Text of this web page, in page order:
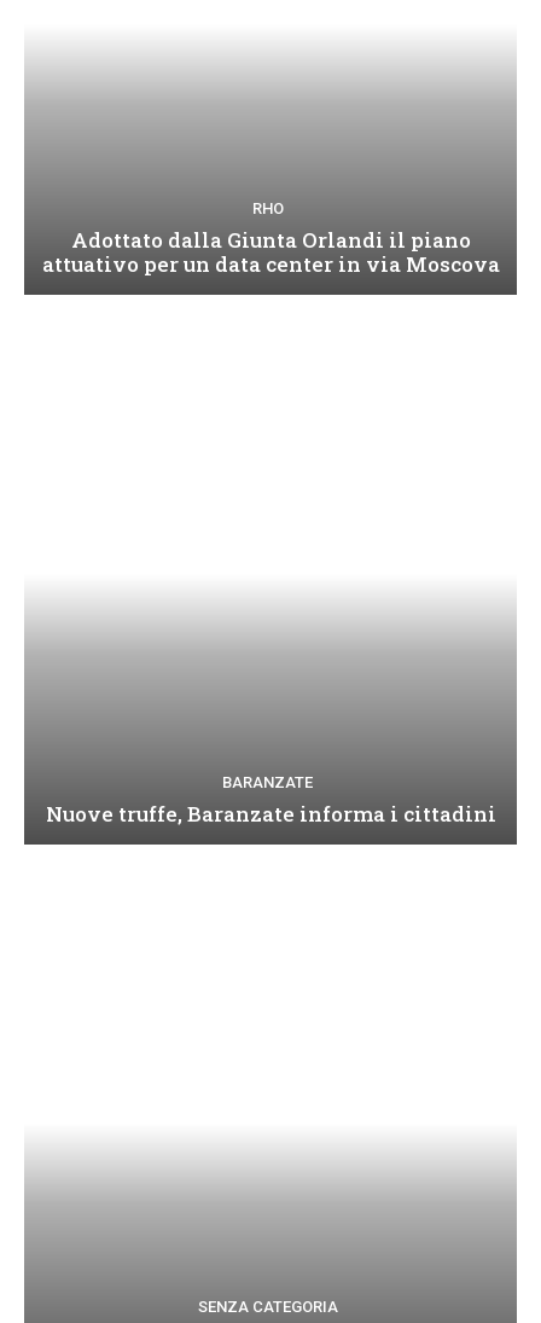
RHO
Adottato dalla Giunta Orlandi il piano
attuativo per un data center in via Moscova
BARANZATE
Nuove truffe, Baranzate informa i cittadini
SENZA CATEGORIA